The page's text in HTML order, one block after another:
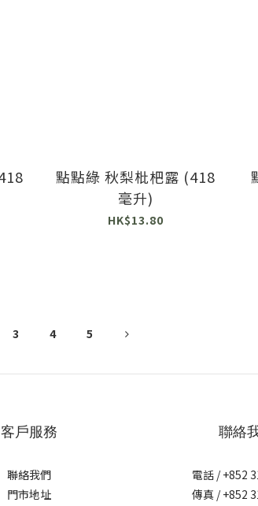
點點綠 秋梨枇杷露 (418
毫升)
HK$13.80
3 4 5
客戶服務
聯絡我們
門市地址
聯絡
電話 / +852
傳真 / +852